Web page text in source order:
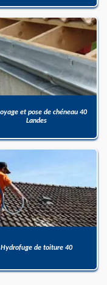
et pose de chéneau 40
Landes
Hydrofuge de toiture 40